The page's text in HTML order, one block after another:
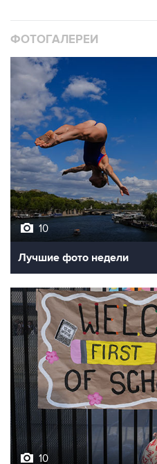
ФОТОГАЛЕРЕИ
10
Лучшие фото недели
10